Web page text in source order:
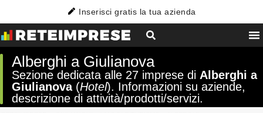
Inserisci gratis la tua azienda
Alberghi a Giulianova
Sezione dedicata alle 27 imprese di Alberghi a
Giulianova(Hotel). Informazioni su aziende,
descrizione di attività/prodotti/servizi.